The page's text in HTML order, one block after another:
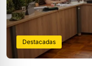
Destacadas